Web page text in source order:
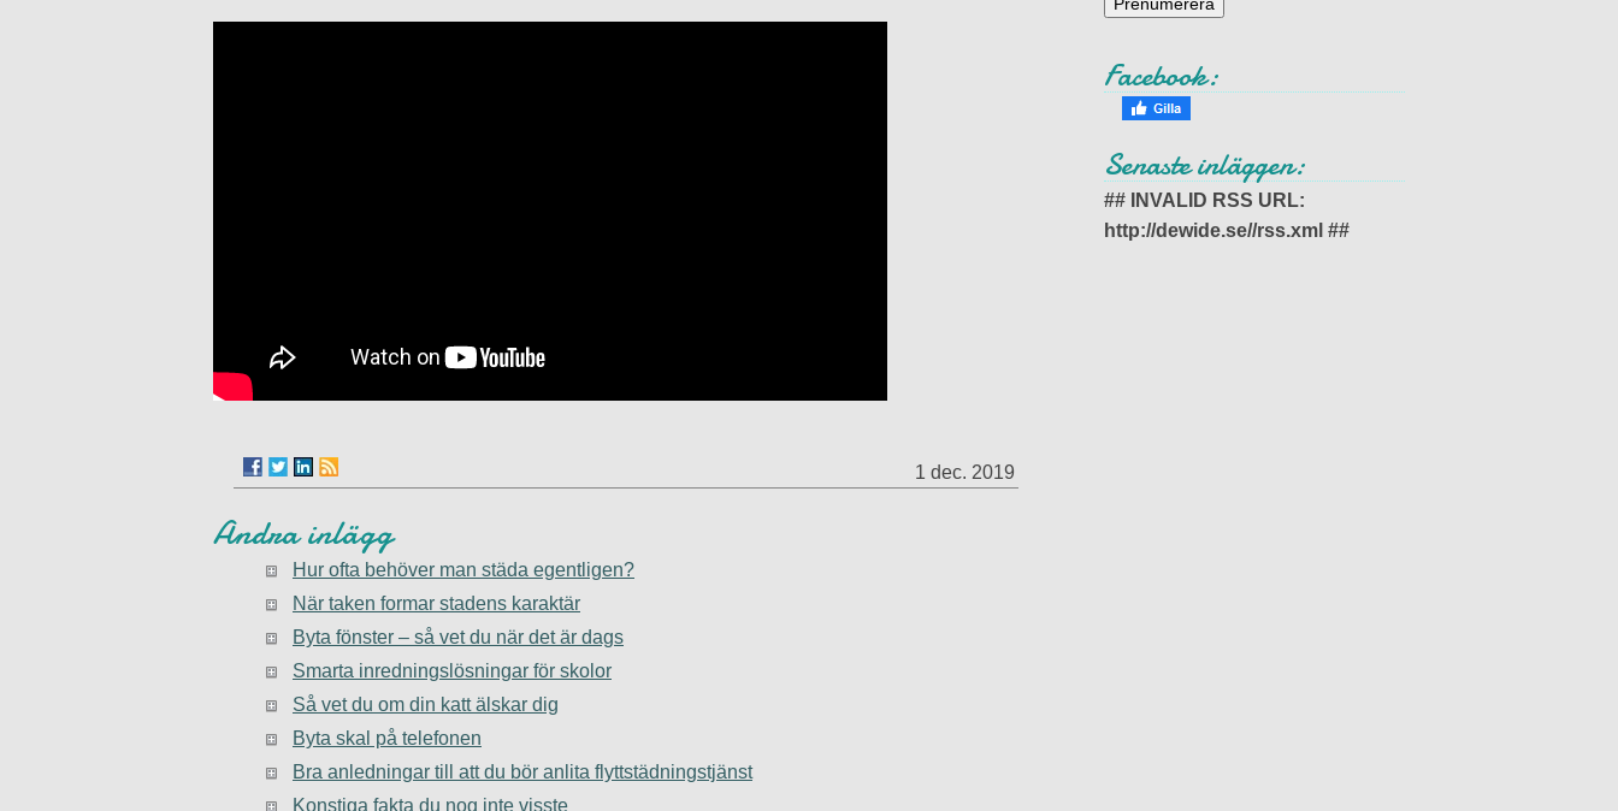
1 dec. 2019
Andra inlägg
Hur ofta behöver man städa egentligen?
När taken formar stadens karaktär
Byta fönster – så vet du när det är dags
Smarta inredningslösningar för skolor
Så vet du om din katt älskar dig
Byta skal på telefonen
Bra anledningar till att du bör anlita flyttstädningstjänst
Konstiga fakta du nog inte visste
Facebook:
Senaste inläggen:
## INVALID RSS URL:
http://dewide.se//rss.xml ##